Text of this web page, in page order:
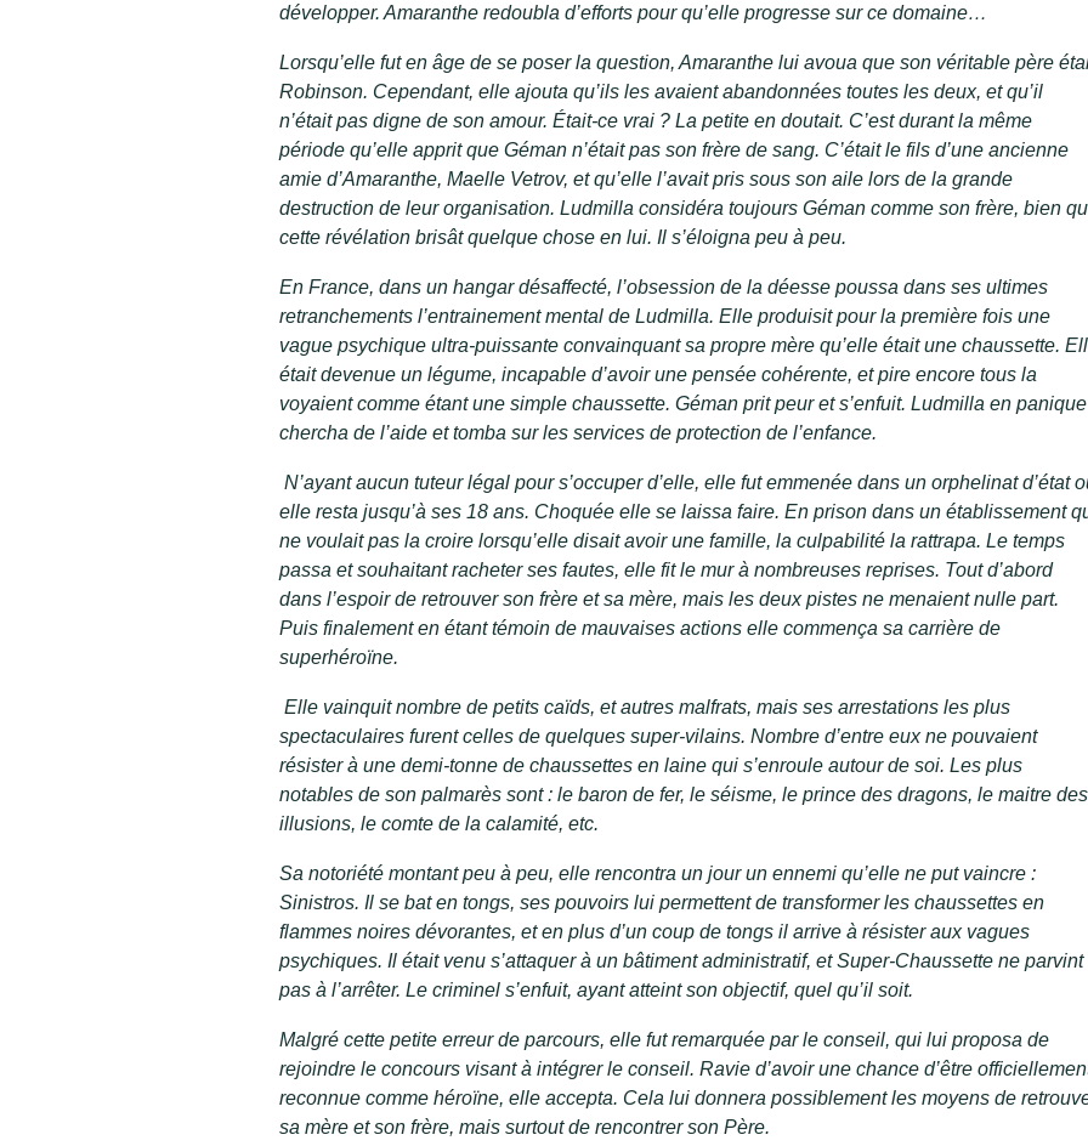
développer. Amaranthe redoubla d’efforts pour qu’elle progresse sur ce domaine…
Lorsqu’elle fut en âge de se poser la question, Amaranthe lui avoua que son véritable père
Robinson. Cependant, elle ajouta qu’ils les avaient abandonnées toutes les deux, et qu’il
n’était pas digne de son amour. Était-ce vrai ? La petite en doutait. C’est durant la même
période qu’elle apprit que Géman n’était pas son frère de sang. C’était le fils d’une ancienne
amie d’Amaranthe, Maelle Vetrov, et qu’elle l’avait pris sous son aile lors de la grande
destruction de leur organisation. Ludmilla considéra toujours Géman comme son frère, bien
cette révélation brisât quelque chose en lui. Il s’éloigna peu à peu.
En France, dans un hangar désaffecté, l’obsession de la déesse poussa dans ses ultimes
retranchements l’entrainement mental de Ludmilla. Elle produisit pour la première fois une
vague psychique ultra-puissante convainquant sa propre mère qu’elle était une chaussette.
était devenue un légume, incapable d’avoir une pensée cohérente, et pire encore tous la
voyaient comme étant une simple chaussette. Géman prit peur et s’enfuit. Ludmilla en panique
chercha de l’aide et tomba sur les services de protection de l’enfance.
N’ayant aucun tuteur légal pour s’occuper d’elle, elle fut emmenée dans un orphelinat d’état
elle resta jusqu’à ses 18 ans. Choquée elle se laissa faire. En prison dans un établissement
ne voulait pas la croire lorsqu’elle disait avoir une famille, la culpabilité la rattrapa. Le temps
passa et souhaitant racheter ses fautes, elle fit le mur à nombreuses reprises. Tout d’abord
dans l’espoir de retrouver son frère et sa mère, mais les deux pistes ne menaient nulle part.
Puis finalement en étant témoin de mauvaises actions elle commença sa carrière de
superhéroïne.
Elle vainquit nombre de petits caïds, et autres malfrats, mais ses arrestations les plus
spectaculaires furent celles de quelques super-vilains. Nombre d’entre eux ne pouvaient
résister à une demi-tonne de chaussettes en laine qui s’enroule autour de soi. Les plus
notables de son palmarès sont : le baron de fer, le séisme, le prince des dragons, le maitre des
illusions, le comte de la calamité, etc.
Sa notoriété montant peu à peu, elle rencontra un jour un ennemi qu’elle ne put vaincre :
Sinistros. Il se bat en tongs, ses pouvoirs lui permettent de transformer les chaussettes en
flammes noires dévorantes, et en plus d’un coup de tongs il arrive à résister aux vagues
psychiques. Il était venu s’attaquer à un bâtiment administratif, et Super-Chaussette ne parvint
pas à l’arrêter. Le criminel s’enfuit, ayant atteint son objectif, quel qu’il soit.
Malgré cette petite erreur de parcours, elle fut remarquée par le conseil, qui lui proposa de
rejoindre le concours visant à intégrer le conseil. Ravie d’avoir une chance d’être
reconnue comme héroïne, elle accepta. Cela lui donnera possiblement les moyens de
sa mère et son frère, mais surtout de rencontrer son Père.